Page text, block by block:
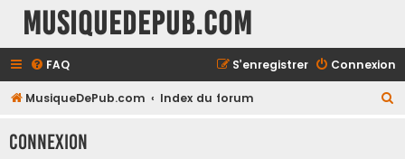
MusiqueDePub.com
FAQ Connexion
S’enregistrer
MusiqueDePub.com Index du forum
Connexion